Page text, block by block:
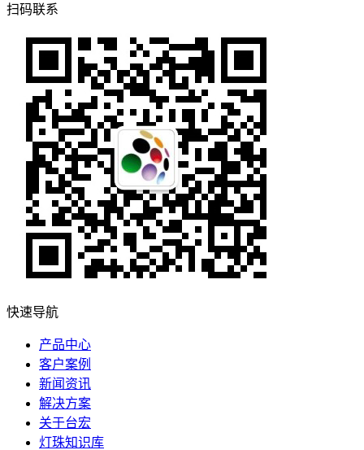
扫码联系
快速导航
产品中心
客户案例
新闻资讯
解决方案
关于台宏
灯珠知识库